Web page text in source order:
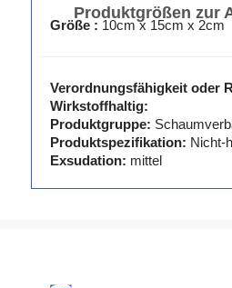
Produktgrößen zur
Größe : 10cm x 15cm x 2cm
Verordnungsfähigkeit oder
Wirkstoffhaltig:
Produktgruppe:
Produktspezifikation: Nicht-
Exsudation: mittel